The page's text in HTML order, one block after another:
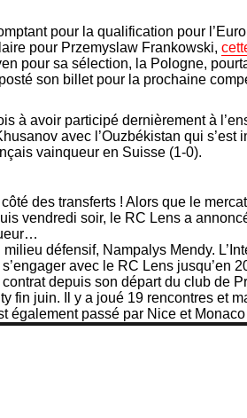
pour la qualification pour
pour Przemyslaw Frankowski,
pour sa sélection, la Pologne,
son billet pour la prochaine
à avoir participé dernièrement à
avec l’Ouzbékistan qui
vainqueur en Suisse (1-0).
des transferts ! Alors que le
vendredi soir, le RC Lens a
milieu défensif, Nampalys Mendy.
avec le RC Lens jusqu’en
contrat depuis son départ du club de
fin juin. Il y a joué 19 rencontres et
également passé par Nice et